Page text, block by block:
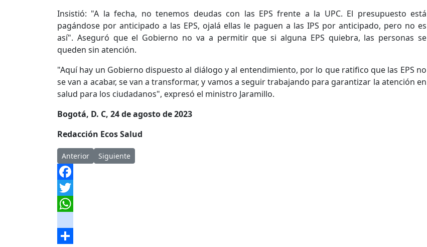
Insistió: "A la fecha, no tenemos deudas con las EPS frente a la UPC. El presupuesto está
pagándose por anticipado a las EPS, ojalá ellas le paguen a las IPS por anticipado, pero no es
así". Aseguró que el Gobierno no va a permitir que si alguna EPS quiebra, las personas se
queden sin atención.
"Aquí hay un Gobierno dispuesto al diálogo y al entendimiento, por lo que ratifico que las EPS no
se van a acabar, se van a transformar, y vamos a seguir trabajando para garantizar la atención en
salud para los ciudadanos", expresó el ministro Jaramillo.
Bogotá, D. C, 24 de agosto de 2023
Redacción Ecos Salud
Artículo anterior: Exministros advierten colapso en sistema de salud por decisiones gubernamentales
Anterior Artículo siguiente: Escándalos no deben llevar al retiro de implantes mamarios
Siguiente
Facebook
Twitter
instagram